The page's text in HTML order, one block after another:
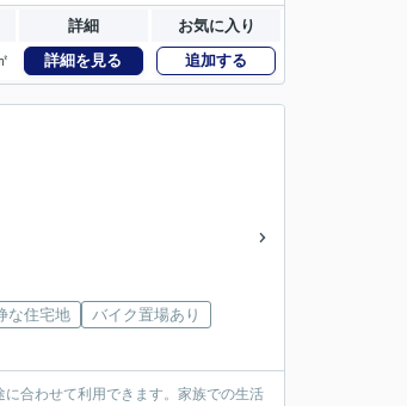
詳細 お気に入り
詳細を見る 追加する
な住宅地
バイク置場あり
合わせて利用できます。家族での生活